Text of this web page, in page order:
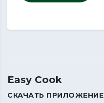
Easy Cook
СКАЧАТЬ ПРИЛОЖЕНИЕ